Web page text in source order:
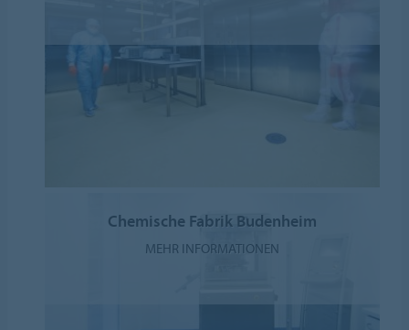
Chemische Fabrik Budenheim
MEHR INFORMATIONEN